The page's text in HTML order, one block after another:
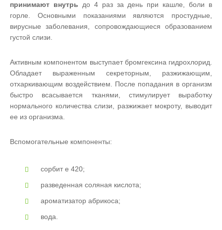
принимают внутрь до 4 раз за день при кашле, боли в
горле. Основными показаниями являются простудные,
вирусные заболевания, сопровождающиеся образованием
густой слизи.
Активным компонентом выступает бромгексина гидрохлорид.
Обладает выраженным секреторным, разжижающим,
отхаркивающим воздействием. После попадания в организм
быстро всасывается тканями, стимулирует выработку
нормального количества слизи, разжижает мокроту, выводит
ее из организма.
Вспомогательные компоненты:
сорбит е 420;
разведенная соляная кислота;
ароматизатор абрикоса;
вода.